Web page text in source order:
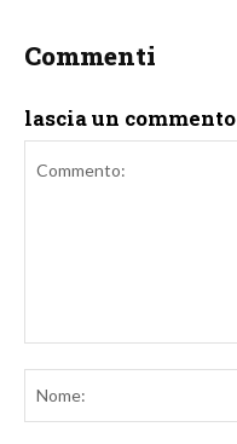
Commenti
lascia un commento